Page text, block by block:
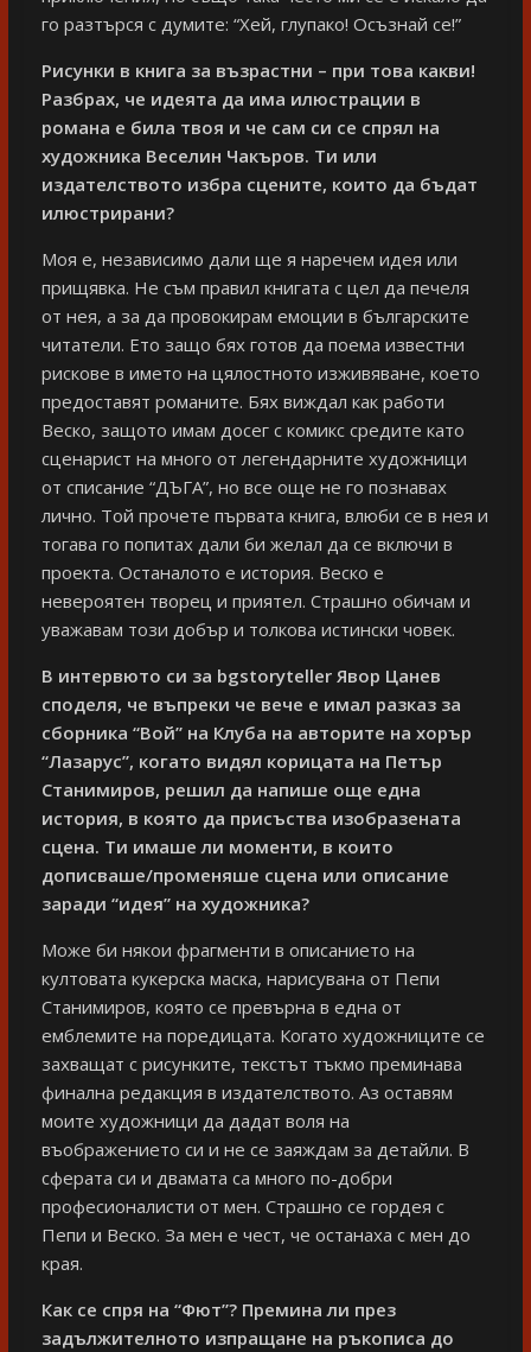
го разтърся с думите: “Хей, глупако! Осъзнай се!”
Рисунки в книга за възрастни – при това какви!
Разбрах, че идеята да има илюстрации в
романа е била твоя и че сам си се спрял на
художника Веселин Чакъров. Ти или
издателството избра сцените, които да бъдат
илюстрирани?
Моя е, независимо дали ще я наречем идея или
прищявка. Не съм правил книгата с цел да печеля
от нея, а за да провокирам емоции в българските
читатели. Ето защо бях готов да поема известни
рискове в името на цялостното изживяване, което
предоставят романите. Бях виждал как работи
Веско, защото имам досег с комикс средите като
сценарист на много от легендарните художници
от списание “ДЪГА”, но все още не го познавах
лично. Той прочете първата книга, влюби се в нея и
тогава го попитах дали би желал да се включи в
проекта. Останалото е история. Веско е
невероятен творец и приятел. Страшно обичам и
уважавам този добър и толкова истински човек.
В интервюто си за bgstoryteller Явор Цанев
споделя, че въпреки че вече е имал разказ за
сборника “Вой” на Клуба на авторите на хорър
“Лазарус”, когато видял корицата на Петър
Станимиров, решил да напише още една
история, в която да присъства изобразената
сцена. Ти имаше ли моменти, в които
дописваше/променяше сцена или описание
заради “идея” на художника?
Може би някои фрагменти в описанието на
култовата кукерска маска, нарисувана от Пепи
Станимиров, която се превърна в една от
емблемите на поредицата. Когато художниците се
захващат с рисунките, текстът тъкмо преминава
финална редакция в издателството. Аз оставям
моите художници да дадат воля на
въображението си и не се заяждам за детайли. В
сферата си и двамата са много по-добри
професионалисти от мен. Страшно се гордея с
Пепи и Веско. За мен е чест, че останаха с мен до
края.
Как се спря на “Фют”? Премина ли през
задължителното изпращане на ръкописа до